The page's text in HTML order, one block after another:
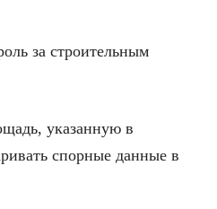
за строительным
указанную в
спорные данные в